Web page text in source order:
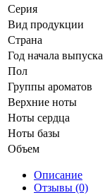
Серия
Вид продукции
Страна
Год начала выпуска
Пол
Группы ароматов
Верхние ноты
Ноты сердца
Ноты базы
Объем
Описание
Отзывы (0)